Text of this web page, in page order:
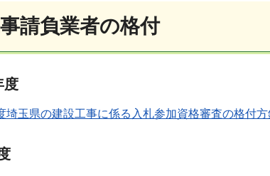
請負業者の格付
度
埼玉県の建設工事に係る入札参加資格審査の格付方